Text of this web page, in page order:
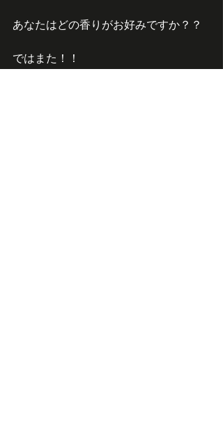
あなたはどの香りがお好みですか？？
ではまた！！